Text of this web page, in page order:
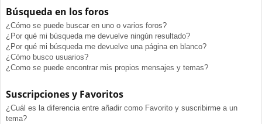
Búsqueda en los foros
¿Cómo se puede buscar en uno o varios foros?
¿Por qué mi búsqueda me devuelve ningún resultado?
¿Por qué mi búsqueda me devuelve una página en blanco?
¿Cómo busco usuarios?
¿Como se puede encontrar mis propios mensajes y temas?
Suscripciones y Favoritos
¿Cuál es la diferencia entre añadir como Favorito y suscribirme a un
tema?